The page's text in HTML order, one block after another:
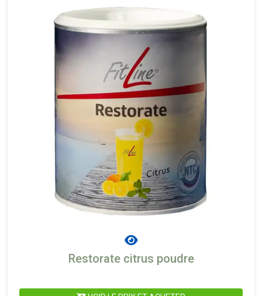
Restorate citrus poudre